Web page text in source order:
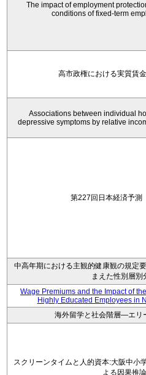
The impact of employment
conditions of fixed-term
高市政権における実質賃
Associations between individual
depressive symptoms by relative
第227回日本経済予測
中高年期における主観的健康観の規定
まえた性別層別
Wage Premiums and the Impact of
Highly Educated Employees in
海外留学と社会階層―エリ
スクリーンタイムと人的資本:大阪中小
よる因果推論